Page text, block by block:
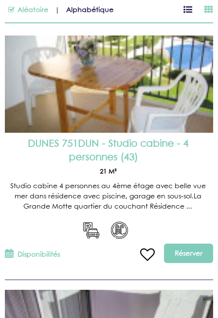
Aléatoire Alphabétique
DUNES 751DUN - Studio cabine - 4
personnes (43)
21 M²
Studio cabine 4 personnes au 4ème étage avec belle vue
mer dans résidence avec piscine, garage en sous-sol.La
Grande Motte quartier du couchant Résidence ...
Disponibilités Réserver